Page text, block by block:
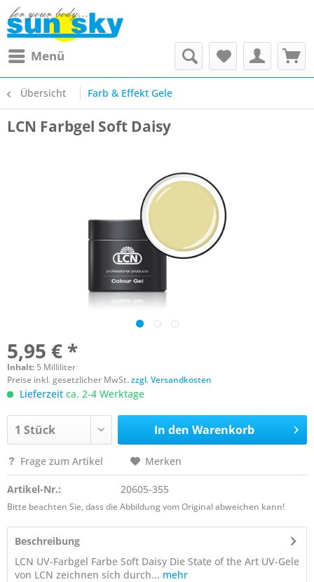
Menü
Übersicht Farb & Effekt Gele
LCN Farbgel Soft Daisy
5,95 € *
Inhalt: 5 Milliliter
Preise inkl. gesetzlicher MwSt.zzgl. Versandkosten
Lieferzeit ca. 2-4 Werktage
In den Warenkorb
Frage zum Artikel Merken
Artikel-Nr.: 20605-355
Bitte beachten Sie, dass die Abbildung vom Original abweichen kann!
Beschreibung
LCN UV-Farbgel Farbe Soft Daisy Die State of the Art UV-Gele
von LCN zeichnen sich durch... mehr